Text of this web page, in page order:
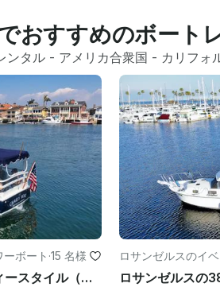
おすすめのボート
ンタル - アメリカ合衆国 - カリフォ
ボート ·15 名様
15人乗り X ラージダッフィースタイル（キャプテン付き、カリフォルニア州ハンティントンビーチ）
ロサンゼルスのイベ